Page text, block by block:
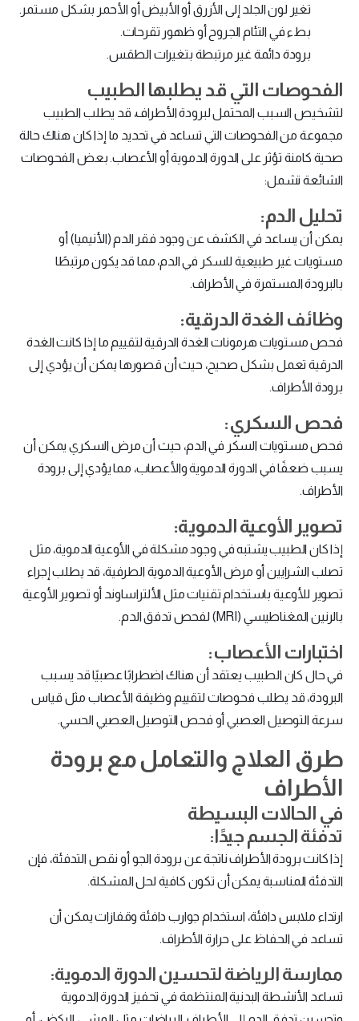
تغير لون الجلد إلى الأزرق أو الأبيض أو الأحمر بشكل مستمر.
بطء في التئام الجروح أو ظهور تقرحات.
برودة دائمة غير مرتبطة بتغيرات الطقس.
الفحوصات التي قد يطلبها الطبيب
لتشخيص السبب المحتمل لبرودة الأطراف، قد يطلب الطبيب
مجموعة من الفحوصات التي تساعد في تحديد ما إذا كان هناك حالة
صحية كامنة تؤثر على الدورة الدموية أو الأعصاب. بعض الفحوصات
الشائعة تشمل:
تحليل الدم:
يمكن أن يساعد في الكشف عن وجود فقر الدم (الأنيميا) أو
مستويات غير طبيعية للسكر في الدم، مما قد يكون مرتبطًا
بالبرودة المستمرة في الأطراف.
وظائف الغدة الدرقية:
فحص مستويات هرمونات الغدة الدرقية لتقييم ما إذا كانت الغدة
الدرقية تعمل بشكل صحيح، حيث أن قصورها يمكن أن يؤدي إلى
برودة الأطراف.
فحص السكري:
فحص مستويات السكر في الدم، حيث أن مرض السكري يمكن أن
يسبب ضعفًا في الدورة الدموية والأعصاب، مما يؤدي إلى برودة
الأطراف.
تصوير الأوعية الدموية:
إذا كان الطبيب يشتبه في وجود مشكلة في الأوعية الدموية، مثل
تصلب الشرايين أو مرض الأوعية الدموية الطرفية، قد يطلب إجراء
تصوير للأوعية باستخدام تقنيات مثل الألتراساوند أو تصوير الأوعية
بالرنين المغناطيسي (MRI) لفحص تدفق الدم.
اختبارات الأعصاب:
في حال كان الطبيب يعتقد أن هناك اضطرابًا عصبيًا قد يسبب
البرودة، قد يطلب فحوصات لتقييم وظيفة الأعصاب مثل قياس
سرعة التوصيل العصبي أو فحص التوصيل العصبي الحسي.
طرق العلاج والتعامل مع برودة
الأطراف
في الحالات البسيطة
تدفئة الجسم جيدًا:
إذا كانت برودة الأطراف ناتجة عن برودة الجو أو نقص التدفئة، فإن
التدفئة المناسبة يمكن أن تكون كافية لحل المشكلة.
ارتداء ملابس دافئة، استخدام جوارب دافئة وقفازات يمكن أن
تساعد في الحفاظ على حرارة الأطراف.
ممارسة الرياضة لتحسين الدورة الدموية:
تساعد الأنشطة البدنية المنتظمة في تحفيز الدورة الدموية